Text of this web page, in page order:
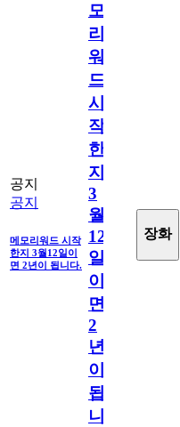
공지
공지
메모리워드 시작
한지 3월12일이
면 2년이 됩니다.
모
리
워
드
시
작
한
지
3
월
12
일
이
면
2
년
이
됩
니
장화